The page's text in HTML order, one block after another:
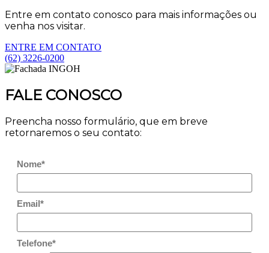
Entre em contato conosco para mais informações ou
venha nos visitar.
ENTRE EM CONTATO
(62) 3226-0200
FALE CONOSCO
Preencha nosso formulário, que em breve
retornaremos o seu contato:
Nome*
Email*
Telefone*